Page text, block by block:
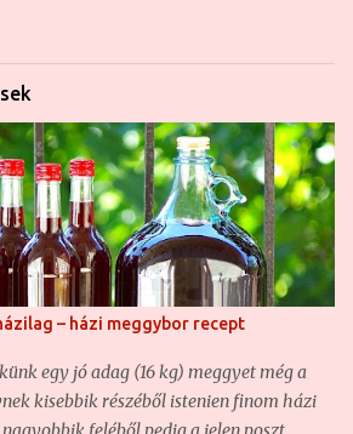
– házi meggybor recept
egy jó adag (16 kg) meggyet még a
kisebbik részéből istenien finom házi